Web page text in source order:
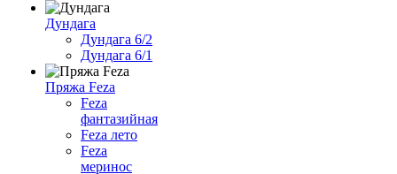
Дундага
Дундага 6/2
Дундага 6/1
Пряжа Feza
Feza
фантазийная
Feza лето
Feza
меринос